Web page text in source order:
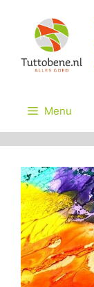
inhoud
Menu